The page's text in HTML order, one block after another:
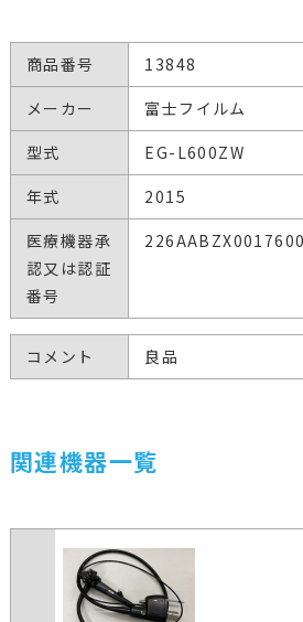
商品番号
13848
メーカー
富士フイルム
型式
EG-L600ZW
年式
2015
医療機器承
認又は認証
番号
コメント 良品
関連機器一覧